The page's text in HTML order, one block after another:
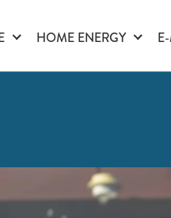
HOME ENERGY